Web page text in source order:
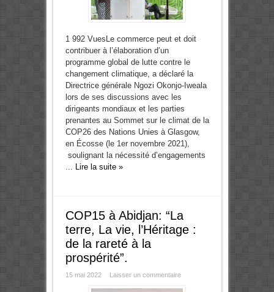
1 992 VuesLe commerce peut et doit
contribuer à l’élaboration d’un
programme global de lutte contre le
changement climatique, a déclaré la
Directrice générale Ngozi Okonjo-Iweala
lors de ses discussions avec les
dirigeants mondiaux et les parties
prenantes au Sommet sur le climat de la
COP26 des Nations Unies à Glasgow,
en Écosse (le 1er novembre 2021),
soulignant la nécessité d’engagements
... Lire la suite »
COP15 à Abidjan: “La
terre, La vie, l’Héritage :
de la rareté à la
prospérité”.
15 mai 2022 Laisser un commentaire